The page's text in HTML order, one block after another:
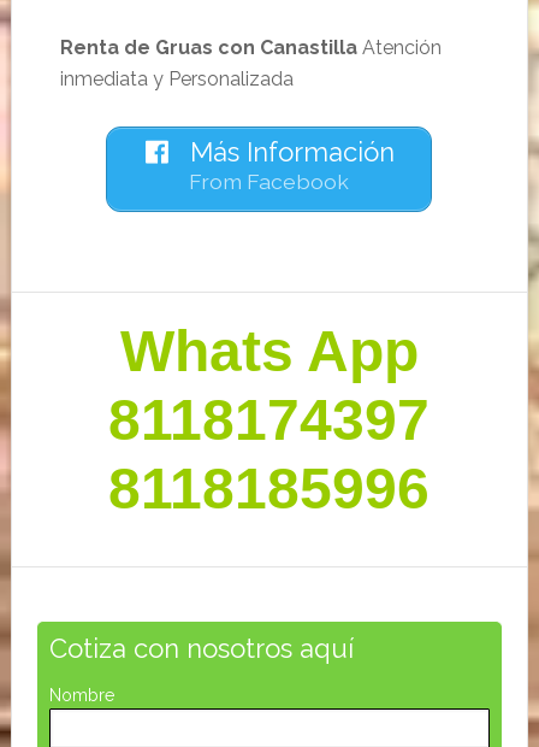
Renta de Gruas con CanastillaAtención
inmediata y Personalizada
Más Información
From Facebook
Barra
lateral
primaria
Whats App
8118174397
8118185996
Cotiza con nosotros aquí
Nombre